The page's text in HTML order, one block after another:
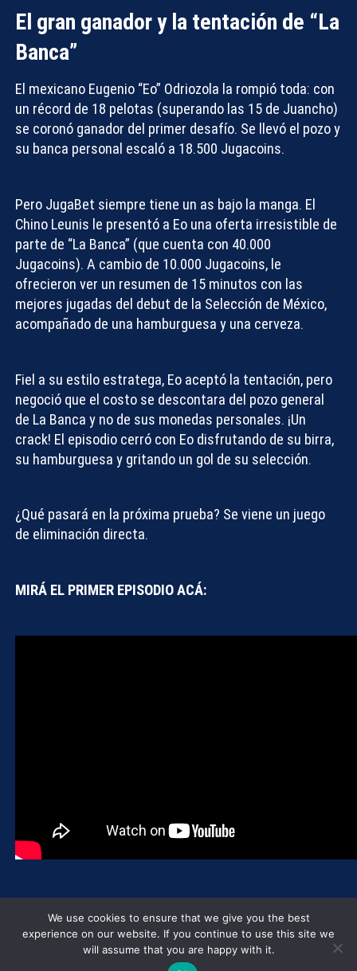
El gran ganador y la tentación de “La
Banca”
El mexicano Eugenio “Eo” Odriozola la rompió toda: con
un récord de 18 pelotas (superando las 15 de Juancho)
se coronó ganador del primer desafío. Se llevó el pozo y
su banca personal escaló a 18.500 Jugacoins.
Pero JugaBet siempre tiene un as bajo la manga. El
Chino Leunis le presentó a Eo una oferta irresistible de
parte de “La Banca” (que cuenta con 40.000
Jugacoins). A cambio de 10.000 Jugacoins, le
ofrecieron ver un resumen de 15 minutos con las
mejores jugadas del debut de la Selección de México,
acompañado de una hamburguesa y una cerveza.
Fiel a su estilo estratega, Eo aceptó la tentación, pero
negoció que el costo se descontara del pozo general
de La Banca y no de sus monedas personales. ¡Un
crack! El episodio cerró con Eo disfrutando de su birra,
su hamburguesa y gritando un gol de su selección.
¿Qué pasará en la próxima prueba? Se viene un juego
de eliminación directa.
MIRÁ EL PRIMER EPISODIO ACÁ:
Tweet Share Pin Share
SHARES
Compartir
We use cookies to ensure that we give you the best
experience on our website. If you continue to use this site we
will assume that you are happy with it.